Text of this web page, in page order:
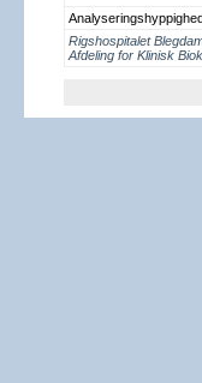
Rigshospitalet
Afdeling for Klinisk